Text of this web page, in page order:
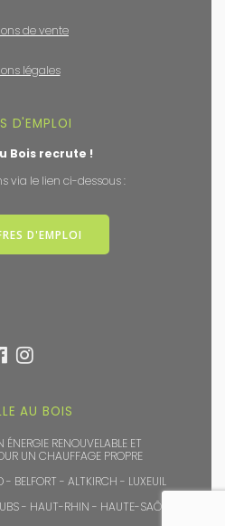
AU BOIS
ÉNERGIE RENOUVELABLE ET
UN CHAUFFAGE PROPRE
- BELFORT - ALTKIRCH - LUXEUIL
- HAUT-RHIN - HAUTE-SAÔNE
de vente
légales
D'EMPLOI
Bois recrute !
via le lien ci-dessous :
D'EMPLOI